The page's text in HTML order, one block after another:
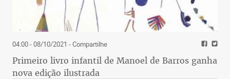
04:00 - 08/10/2021 - Compartilhe
Primeiro livro infantil de Manoel de Barros ganha
nova edição ilustrada